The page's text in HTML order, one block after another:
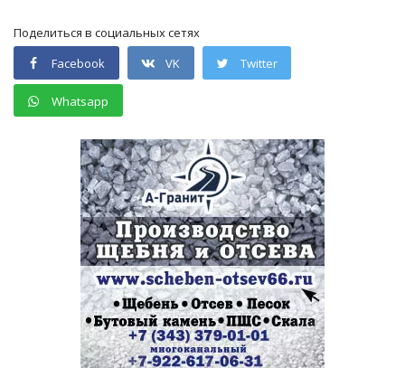
Поделиться в социальных сетях
Facebook
VK Twitter
Whatsapp